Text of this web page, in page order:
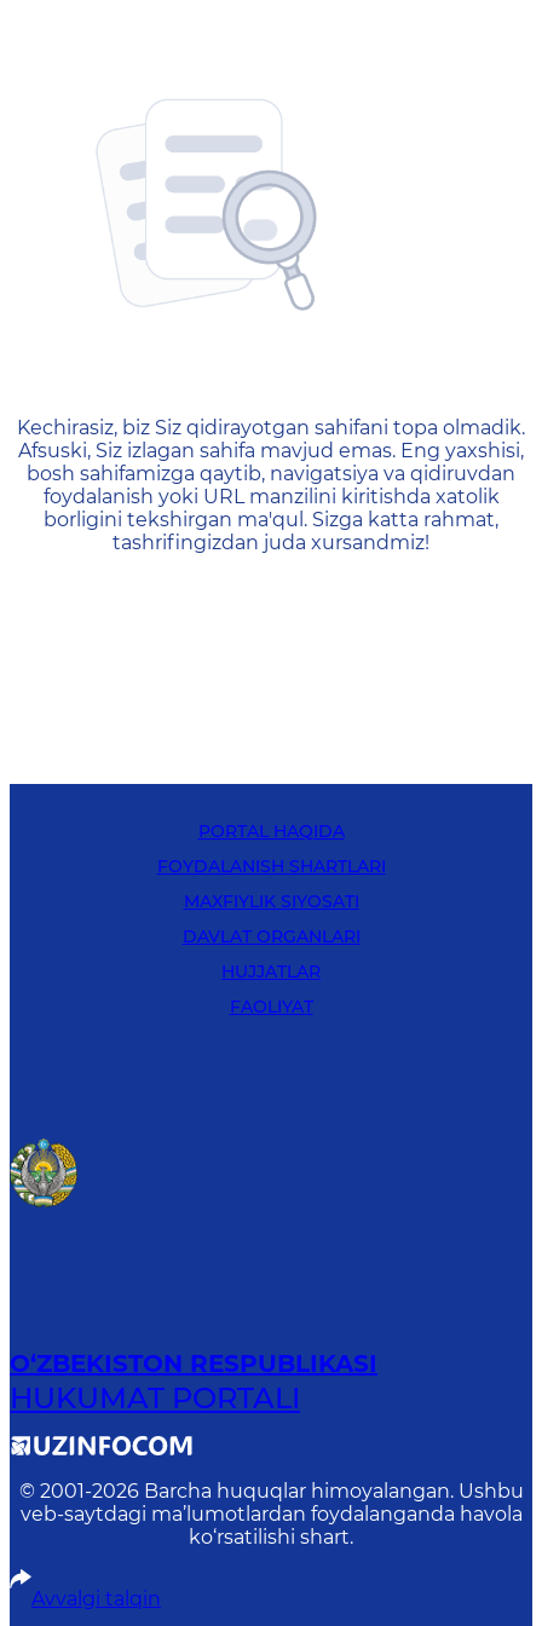
404 — Страница не
Kechirasiz, biz Siz qidirayotgan sahifani topa olmadik.
Afsuski, Siz izlagan sahifa mavjud emas. Eng yaxshisi,
bosh sahifamizga qaytib, navigatsiya va qidiruvdan
foydalanish yoki URL manzilini kiritishda xatolik
borligini tekshirgan ma'qul. Sizga katta rahmat,
tashrifingizdan juda xursandmiz!
PORTAL HAQIDA
FOYDALANISH SHARTLARI
MAXFIYLIK SIYOSATI
DAVLAT ORGANLARI
HUJJATLAR
FAOLIYAT
O‘ZBEKISTON RESPUBLIKASI
HUKUMAT PORTALI
© 2001-2026 Barcha huquqlar himoyalangan. Ushbu
veb-saytdagi ma’lumotlardan foydalanganda havola
ko‘rsatilishi shart.
Avvalgi talqin